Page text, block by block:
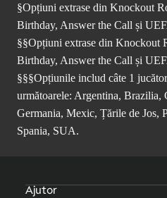
§Opțiuni extrase din Knockout
Birthday, Answer the Call și
§§Opțiuni extrase din Knockout
Birthday, Answer the Call și
§§§Opțiunile includ câte 1
următoarele: Argentina, Brazilia,
Germania, Mexic, Țările de Jos,
Spania, SUA.
Ajutor